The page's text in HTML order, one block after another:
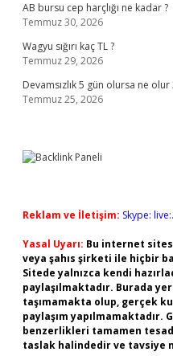
AB bursu cep harçlığı ne kadar ?
Temmuz 30, 2026
Wagyu sığırı kaç TL ?
Temmuz 29, 2026
Devamsızlık 5 gün olursa ne olur
Temmuz 25, 2026
Reklam ve İletişim: Skype:
Yasal Uyarı: Bu internet
veya şahıs şirketi ile hiçbir
Sitede yalnızca kendi
paylaşılmaktadır. Burada
taşımamakta olup, gerçek
paylaşım
benzerlikleri tamamen
taslak halindedir ve tavsiye